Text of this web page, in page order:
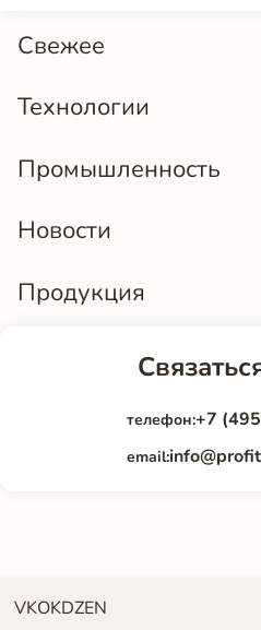
Свежее
Технологии
Промышленность
Новости
Продукция
телефон:+7
email:
VKOKDZEN